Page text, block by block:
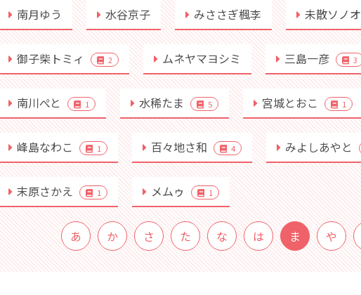
南月ゆう 水谷京子 みささぎ楓李 未散ソノオ
御子柴トミィ 2 ムネヤマヨシミ 三島一彦 3
南川ぺと 1 水稀たま 5 宮城とおこ 1
峰島なわこ 1 百々地さ和 4 みよしあやと
末原さかえ 1 メムゥ 1
あ か さ た な は ま や